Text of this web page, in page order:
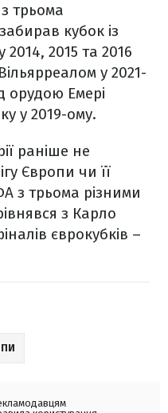
трьома
кубок із
2014, 2015 та 2016
у 2021-
орудою Емері
у 2019-ому.
раніше не
Європи чи її
з трьома різними
з Карло
єврокубків –